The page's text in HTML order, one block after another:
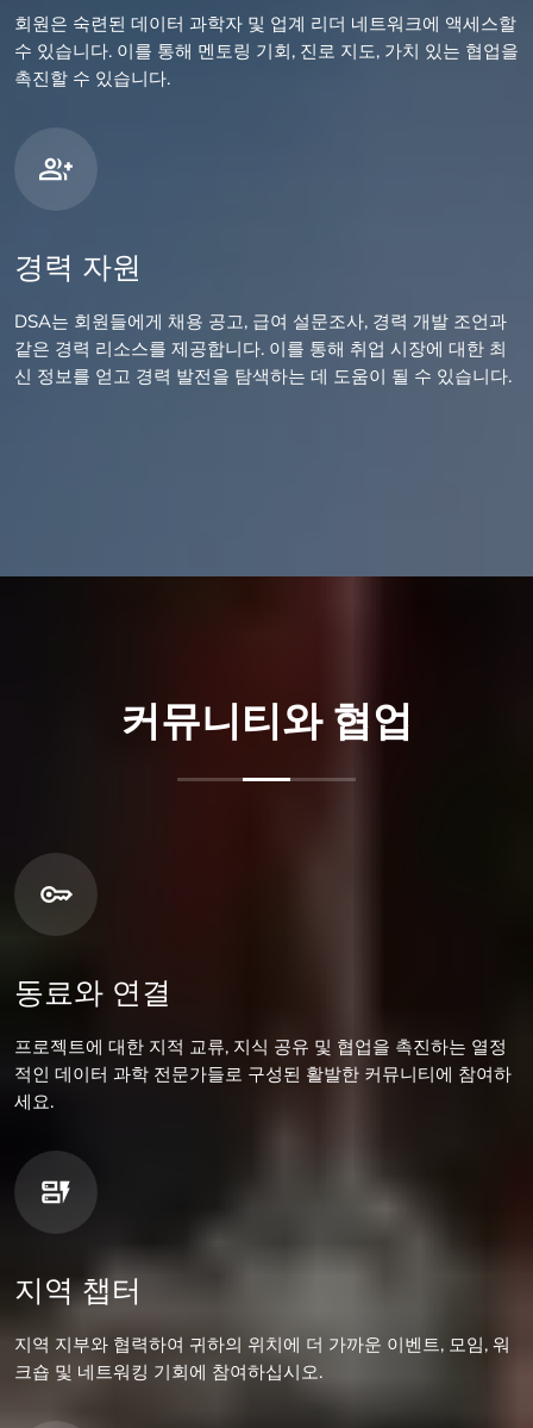
회원은 숙련된 데이터 과학자 및 업계 리더 네트워크에 액세스할
수 있습니다. 이를 통해 멘토링 기회, 진로 지도, 가치 있는 협업을
촉진할 수 있습니다.
경력 자원
DSA는 회원들에게 채용 공고, 급여 설문조사, 경력 개발 조언과
같은 경력 리소스를 제공합니다. 이를 통해 취업 시장에 대한 최
신 정보를 얻고 경력 발전을 탐색하는 데 도움이 될 수 있습니다.
커뮤니티와 협업
동료와 연결
프로젝트에 대한 지적 교류, 지식 공유 및 협업을 촉진하는 열정
적인 데이터 과학 전문가들로 구성된 활발한 커뮤니티에 참여하
세요.
지역 챕터
지역 지부와 협력하여 귀하의 위치에 더 가까운 이벤트, 모임, 워
크숍 및 네트워킹 기회에 참여하십시오.